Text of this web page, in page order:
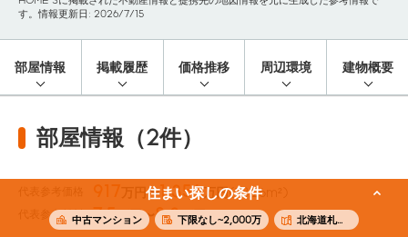
住まい探しの条件
中古マンション 下限なし~2,000万 北海道札幌市中央区
す。情報更新日: 2026/7/15
部屋情報 掲載履歴 価格推移 周辺環境 建物概要
部屋情報（2件）
917 万円〜1,354万円(73.26m²)
代表参考賃料 7.5万円〜 8.3万円(73.26m²)